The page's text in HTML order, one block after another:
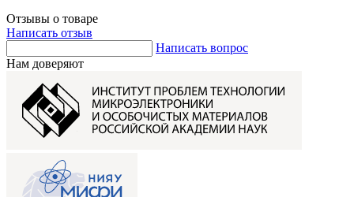
Отзывы о товаре
Написать отзыв
Написать вопрос
Нам доверяют